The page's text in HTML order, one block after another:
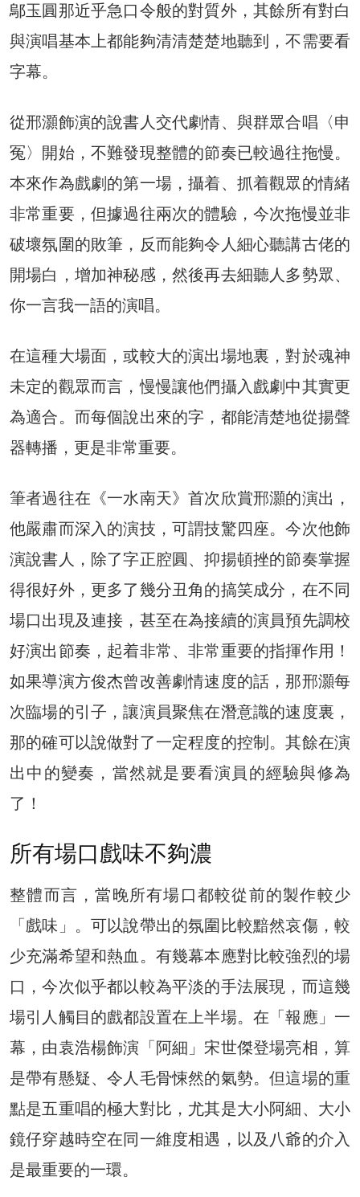
鄔玉圓那近乎急口令般的對質外，其餘所有對白
與演唱基本上都能夠清清楚楚地聽到，不需要看
字幕。
從邢灝飾演的說書人交代劇情、與群眾合唱〈申
冤〉開始，不難發現整體的節奏已較過往拖慢。
本來作為戲劇的第一場，攝着、抓着觀眾的情緒
非常重要，但據過往兩次的體驗，今次拖慢並非
破壞氛圍的敗筆，反而能夠令人細心聽講古佬的
開場白，增加神秘感，然後再去細聽人多勢眾、
你一言我一語的演唱。
在這種大場面，或較大的演出場地裏，對於魂神
未定的觀眾而言，慢慢讓他們攝入戲劇中其實更
為適合。而每個說出來的字，都能清楚地從揚聲
器轉播，更是非常重要。
筆者過往在《一水南天》首次欣賞邢灝的演出，
他嚴肅而深入的演技，可謂技驚四座。今次他飾
演說書人，除了字正腔圓、抑揚頓挫的節奏掌握
得很好外，更多了幾分丑角的搞笑成分，在不同
場口出現及連接，甚至在為接續的演員預先調校
好演出節奏，起着非常、非常重要的指揮作用！
如果導演方俊杰曾改善劇情速度的話，那邢灝每
次臨場的引子，讓演員聚焦在潛意識的速度裏，
那的確可以說做對了一定程度的控制。其餘在演
出中的變奏，當然就是要看演員的經驗與修為
了！
所有場口戲味不夠濃
整體而言，當晚所有場口都較從前的製作較少
「戲味」。可以說帶出的氛圍比較黯然哀傷，較
少充滿希望和熱血。有幾幕本應對比較強烈的場
口，今次似乎都以較為平淡的手法展現，而這幾
場引人觸目的戲都設置在上半場。在「報應」一
幕，由袁浩楊飾演「阿細」宋世傑登場亮相，算
是帶有懸疑、令人毛骨悚然的氣勢。但這場的重
點是五重唱的極大對比，尤其是大小阿細、大小
鏡仔穿越時空在同一維度相遇，以及八爺的介入
是最重要的一環。